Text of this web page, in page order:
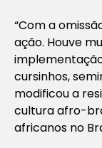
“Com a
ação. Houve
cursinhos,
modificou a
cultura afro-
africanos no